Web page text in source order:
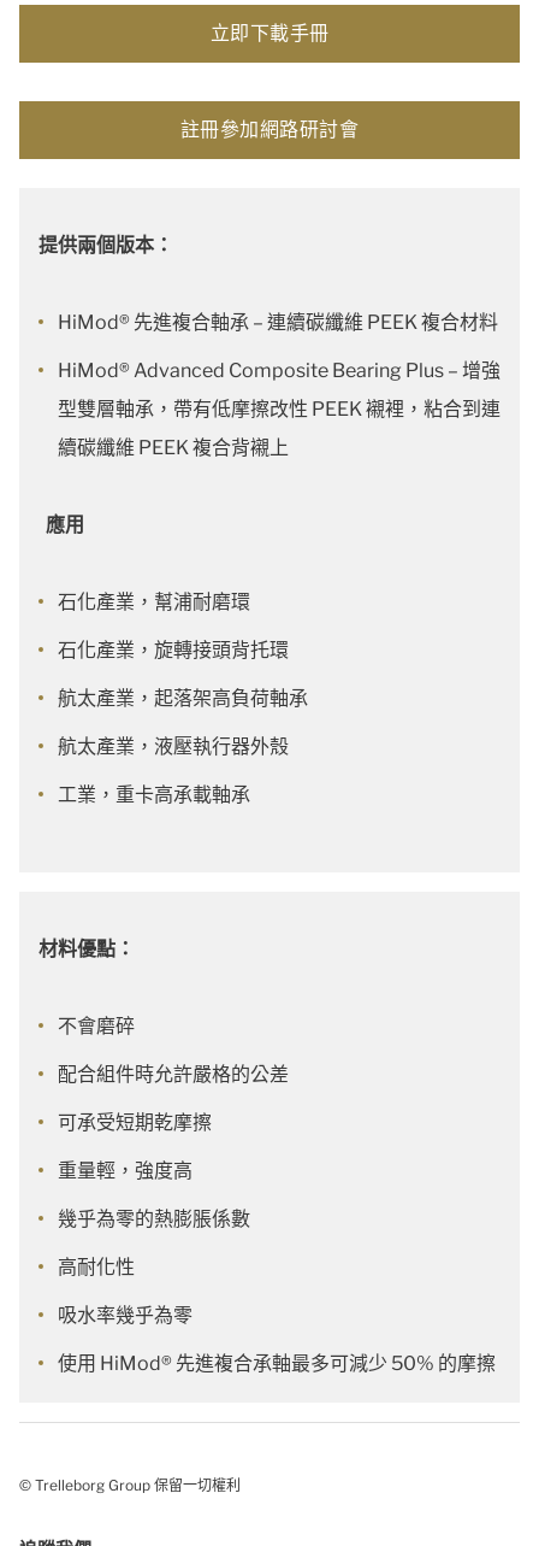
立即下載手冊
註冊參加網路研討會
提供兩個版本：
HiMod® 先進複合軸承 – 連續碳纖維 PEEK 複合材料
HiMod® Advanced Composite Bearing Plus – 增強
型雙層軸承，帶有低摩擦改性 PEEK 襯裡，粘合到連
續碳纖維 PEEK 複合背襯上
應用
石化產業，幫浦耐磨環
石化產業，旋轉接頭背托環
航太產業，起落架高負荷軸承
航太產業，液壓執行器外殼
工業，重卡高承載軸承
材料優點：
不會磨碎
配合組件時允許嚴格的公差
可承受短期乾摩擦
重量輕，強度高
幾乎為零的熱膨脹係數
高耐化性
吸水率幾乎為零
使用 HiMod® 先進複合承軸最多可減少 50% 的摩擦
© Trelleborg Group 保留一切權利